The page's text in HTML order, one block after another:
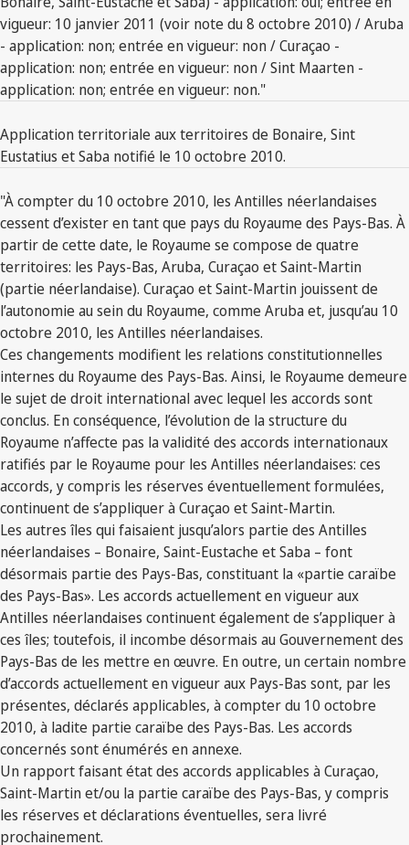
vigueur: 10 janvier 2011 (voir note du 8 octobre 2010) / Aruba
- application: non; entrée en vigueur: non / Curaçao -
application: non; entrée en vigueur: non / Sint Maarten -
application: non; entrée en vigueur: non."
Application territoriale aux territoires de Bonaire, Sint
Eustatius et Saba notifié le 10 octobre 2010.
"À compter du 10 octobre 2010, les Antilles néerlandaises
cessent d’exister en tant que pays du Royaume des Pays-Bas. À
partir de cette date, le Royaume se compose de quatre
territoires: les Pays-Bas, Aruba, Curaçao et Saint-Martin
(partie néerlandaise). Curaçao et Saint-Martin jouissent de
l’autonomie au sein du Royaume, comme Aruba et, jusqu’au 10
octobre 2010, les Antilles néerlandaises.
Ces changements modifient les relations constitutionnelles
internes du Royaume des Pays-Bas. Ainsi, le Royaume demeure
le sujet de droit international avec lequel les accords sont
conclus. En conséquence, l’évolution de la structure du
Royaume n’affecte pas la validité des accords internationaux
ratifiés par le Royaume pour les Antilles néerlandaises: ces
accords, y compris les réserves éventuellement formulées,
continuent de s’appliquer à Curaçao et Saint-Martin.
Les autres îles qui faisaient jusqu’alors partie des Antilles
néerlandaises – Bonaire, Saint-Eustache et Saba – font
désormais partie des Pays-Bas, constituant la «partie caraïbe
des Pays-Bas». Les accords actuellement en vigueur aux
Antilles néerlandaises continuent également de s’appliquer à
ces îles; toutefois, il incombe désormais au Gouvernement des
Pays-Bas de les mettre en œuvre. En outre, un certain nombre
d’accords actuellement en vigueur aux Pays-Bas sont, par les
présentes, déclarés applicables, à compter du 10 octobre
2010, à ladite partie caraïbe des Pays-Bas. Les accords
concernés sont énumérés en annexe.
Un rapport faisant état des accords applicables à Curaçao,
Saint-Martin et/ou la partie caraïbe des Pays-Bas, y compris
les réserves et déclarations éventuelles, sera livré
prochainement.